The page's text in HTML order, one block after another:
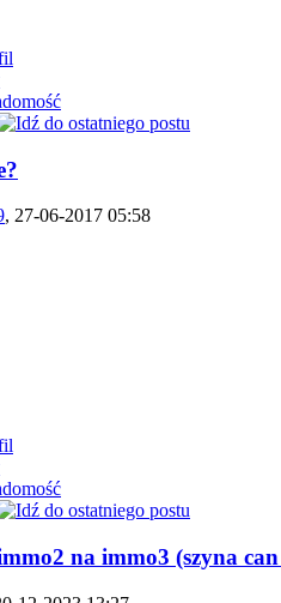
, 27-06-2017 05:58
na immo3 (szyna